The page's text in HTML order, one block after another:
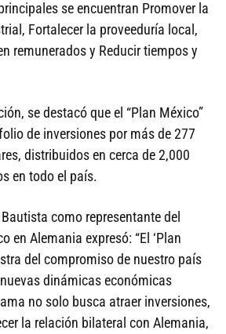
se encuentran Promover la
Fortalecer la proveeduría local,
remunerados y Reducir tiempos y
se destacó que el “Plan México”
de inversiones por más de 277
distribuidos en cerca de 2,000
en todo el país.
como representante del
en Alemania expresó: “El ‘Plan
del compromiso de nuestro país
dinámicas económicas
no solo busca atraer inversiones,
la relación bilateral con Alemania,